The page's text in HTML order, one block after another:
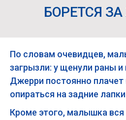
БОРЕТСЯ
По словам очевидцев,
загрызли: у щенули раны и
Джерри постоянно
опираться на задние лапки
Кроме этого, малышка вся